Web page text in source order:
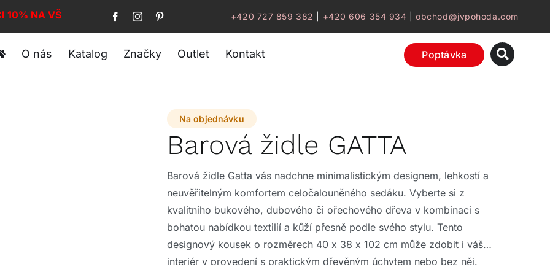
10% NA VŠE! +420 727 859 382 +420 606 354 934 |obchod@jvpohoda.com
O nás Katalog Značky Outlet Kontakt Poptávka
Na objednávku
Barová židle GATTA
Barová židle Gatta vás nadchne minimalistickým designem, lehkostí a
neuvěřitelným komfortem celočalouněného sedáku. Vyberte si z
kvalitního bukového, dubového či ořechového dřeva v kombinaci s
bohatou nabídkou textilií a kůží přesně podle svého stylu. Tento
designový kousek o rozměrech 40 x 38 x 102 cm může zdobit i váš
interiér v provedení s praktickým dřevěným úchytem nebo bez něj.